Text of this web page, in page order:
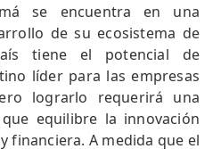
se encuentra en una
de su ecosistema de
tiene el potencial de
líder para las empresas
lograrlo requerirá una
equilibre la innovación
financiera. A medida que el